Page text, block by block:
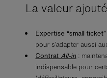
La valeur
Expertise “small ticket”
pour s’adapter aussi
ContratAll-in :
indispensable pour